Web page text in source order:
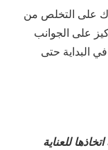
على التخلص من
على الجوانب
البداية حتى
للعناية